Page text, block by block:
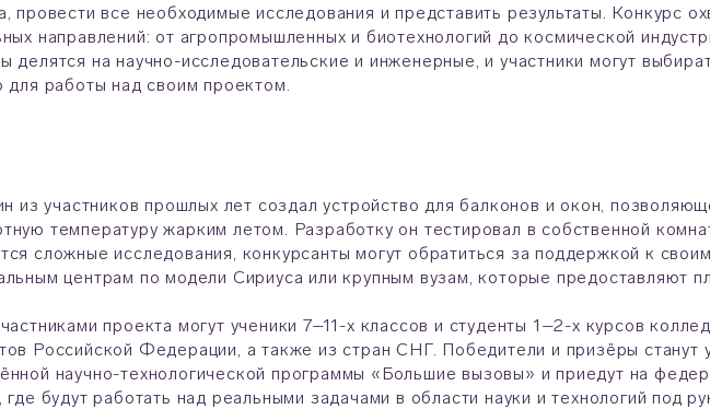
провести все необходимые исследования и представить результаты. Конкурс
направлений: от агропромышленных и биотехнологий до космической
делятся на научно-исследовательские и инженерные, и участники могут
для работы над своим проектом.
из участников прошлых лет создал устройство для балконов и окон,
температуру жарким летом. Разработку он тестировал в собственной
сложные исследования, конкурсанты могут обратиться за поддержкой к
центрам по модели Сириуса или крупным вузам, которые предоставляют
проекта могут ученики 7–11-х классов и студенты 1–2-х курсов
Российской Федерации, а также из стран СНГ. Победители и призёры станут
научно-технологической программы «Большие вызовы» и приедут на
где будут работать над реальными задачами в области науки и технологий под